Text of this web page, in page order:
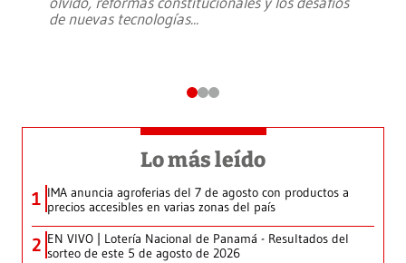
de nuevas tecnologías...
Lo más leído
1 IMA anuncia agroferias del 7 de agosto con productos a
precios accesibles en varias zonas del país
2 EN VIVO | Lotería Nacional de Panamá - Resultados del
sorteo de este 5 de agosto de 2026